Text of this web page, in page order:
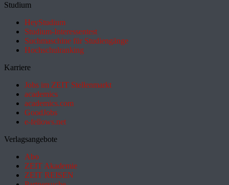
Studium
HeyStudium
Studium-Interessentest
Suchmaschine für Studiengänge
Hochschulranking
Karriere
Jobs im ZEIT Stellenmarkt
academics
academics.com
GoodJobs
e-fellows.net
Verlagsangebote
Abo
ZEIT Akademie
ZEIT REISEN